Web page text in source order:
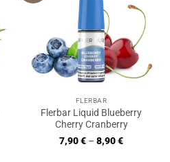
FLERBAR
Flerbar Liquid Blueberry
Cherry Cranberry
7,90€ – 8,90€